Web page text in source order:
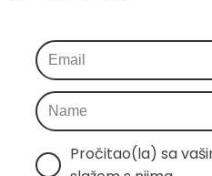
Pročitao(la) sa